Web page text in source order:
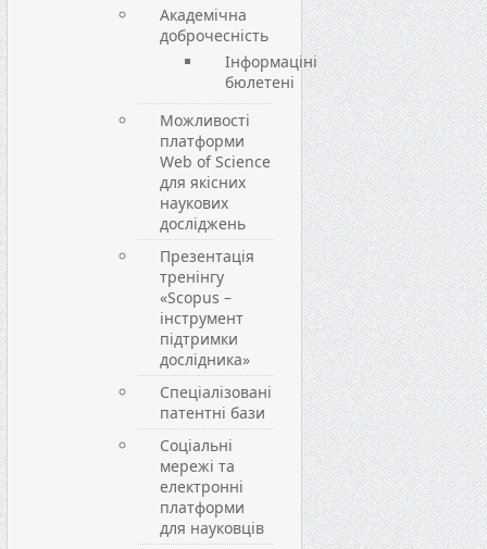
Академічна
доброчесність
Інформаціні
бюлетені
Можливості
платформи
Web of Science
для якісних
наукових
досліджень
Презентація
тренінгу
«Scopus –
інструмент
підтримки
дослідника»
Спеціалізовані
патентні бази
Соціальні
мережі та
електронні
платформи
для науковців